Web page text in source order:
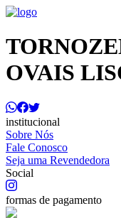
OVAIS
institucional
Sobre Nós
Fale Conosco
Seja uma Revendedora
Social
formas de pagamento